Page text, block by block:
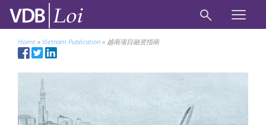
Home » Vietnam Publication » 越南项目融资指南